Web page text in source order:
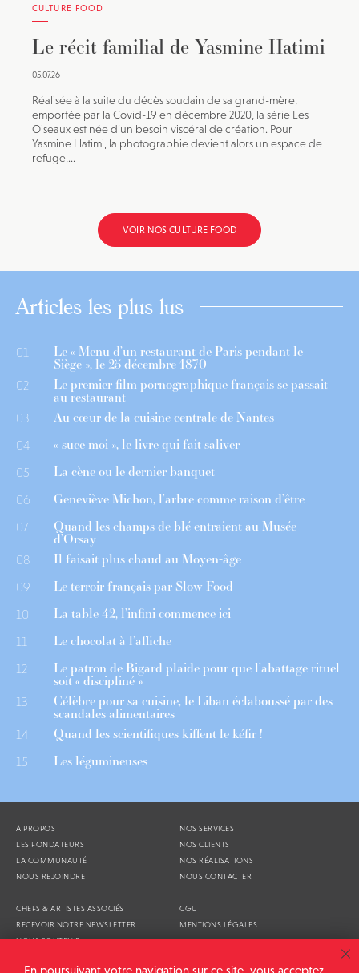
CULTURE FOOD
Le récit familial de Yasmine Hatimi
05.07.26
Réalisée à la suite du décès soudain de sa grand-mère,
emportée par la Covid-19 en décembre 2020, la série Les
Oiseaux est née d’un besoin viscéral de création. Pour
Yasmine Hatimi, la photographie devient alors un espace de
refuge,...
VOIR NOS CULTURE FOOD
Articles les plus lus
01 Le « Menu d’un restaurant de Paris pendant le
Siège », le 25 décembre 1870
02 Le premier film pornographique français se passait
au restaurant
03 Au cœur de la cuisine centrale de Nantes
04 « suce moi », le livre qui fait saliver
05 La cène ou le dernier banquet
06 Geneviève Michon, l’arbre comme raison d’être
07 Quand les champs de blé entraient au Musée
d’Orsay
08 Il faisait plus chaud au Moyen-âge
09 Le terroir français par Slow Food
10 La table 42, l’infini commence ici
11 Le chocolat à l’affiche
12 Le patron de Bigard plaide pour que l’abattage rituel
soit « discipliné »
13 Célèbre pour sa cuisine, le Liban éclaboussé par des
scandales alimentaires
14 Quand les scientifiques kiffent le kéfir !
15 Les légumineuses
À PROPOS
LES FONDATEURS
LA COMMUNAUTÉ
NOUS REJOINDRE
NOS SERVICES
NOS CLIENTS
NOS RÉALISATIONS
NOUS CONTACTER
CHEFS & ARTISTES ASSOCIÉS
RECEVOIR NOTRE NEWSLETTER
NOUS SOUTENIR
CGU
MENTIONS LÉGALES
En poursuivant votre navigation sur ce site, vous acceptez